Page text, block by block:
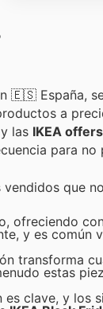
🇪🇸 España,
a
las IKEA offers
para no
que
ofreciendo
y es común
transforma
estas
es clave, y los